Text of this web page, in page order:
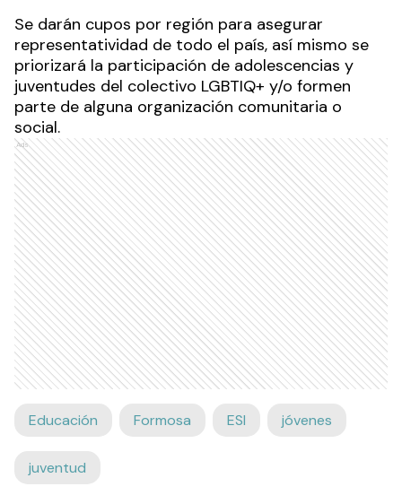
Se darán cupos por región para asegurar
representatividad de todo el país, así mismo se
priorizará la participación de adolescencias y
juventudes del colectivo LGBTIQ+ y/o formen
parte de alguna organización comunitaria o
social.
Ads
Educación Formosa ESI jóvenes
juventud